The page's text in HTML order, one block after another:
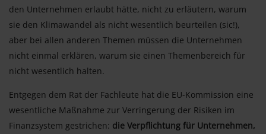
den Unternehmen erlaubt hätte, nicht zu erläutern, warum
sie den Klimawandel als nicht wesentlich beurteilen (sic!),
aber bei allen anderen Themen müssen die Unternehmen
nicht einmal erklären, warum sie einen Themenbereich für
nicht wesentlich halten.
Entgegen dem Rat der Fachleute hat die EU-Kommission eine
wesentliche Maßnahme zur Verringerung der Risiken im
Finanzsystem gestrichen: die Verpflichtung für Unternehmen,